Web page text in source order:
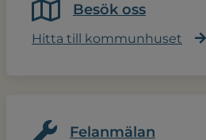
Besök oss
Hitta till kommunhuset
Felanmälan